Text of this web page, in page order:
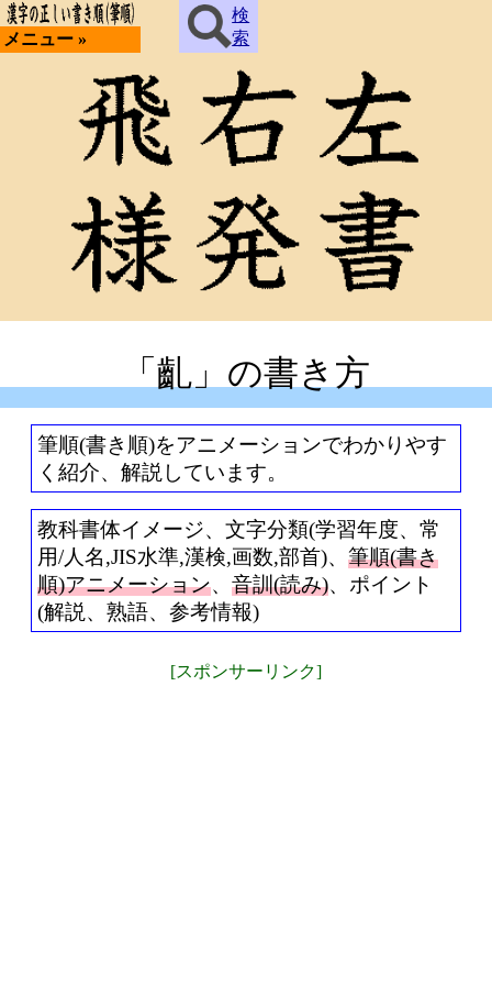
メニュー »
検
索
「齓」の書き方
筆順(書き順)をアニメーションでわかりやす
く紹介、解説しています。
教科書体イメージ、文字分類(学習年度、常
用/人名,JIS水準,漢検,画数,部首)、 筆順(書き
順)アニメーション、 音訓(読み)、ポイント
(解説、熟語、参考情報)
[スポンサーリンク]